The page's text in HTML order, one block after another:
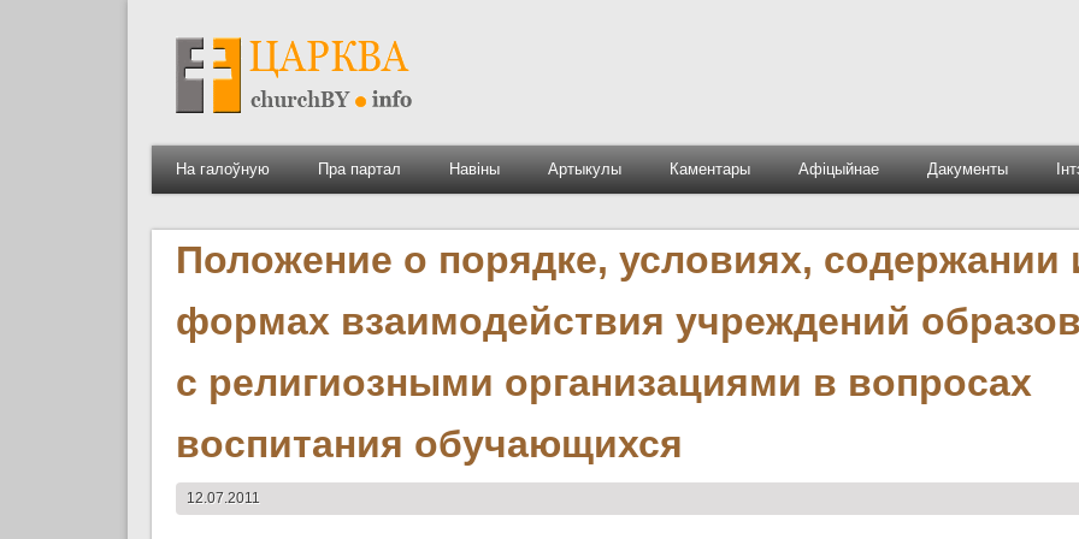
На галоўную Пра партал Навіны Артыкулы Каментары Афіцыйнае Дакументы
Положение о порядке, условиях, содержании
формах взаимодействия учреждений
с религиозными организациями в вопросах
воспитания обучающихся
12.07.2011